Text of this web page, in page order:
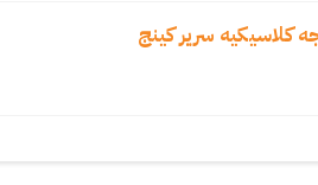
كلاسيكيه سرير كينج